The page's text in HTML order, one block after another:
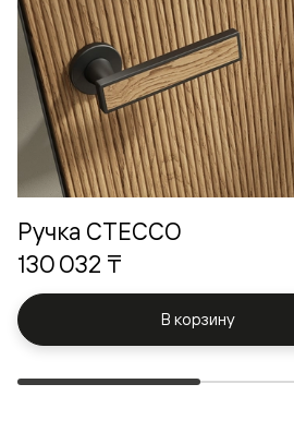
Ручка СТЕССО
130 032 ₸
В корзину